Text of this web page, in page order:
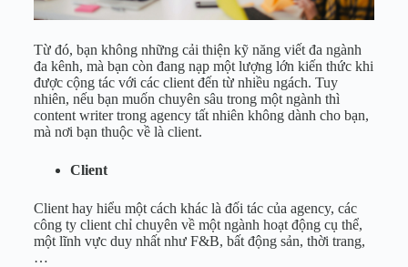
Từ đó, bạn không những cải thiện kỹ năng viết đa ngành
đa kênh, mà bạn còn đang nạp một lượng lớn kiến thức khi
được cộng tác với các client đến từ nhiều ngách. Tuy
nhiên, nếu bạn muốn chuyên sâu trong một ngành thì
content writer trong agency tất nhiên không dành cho bạn,
mà nơi bạn thuộc về là client.
Client
Client hay hiểu một cách khác là đối tác của agency, các
công ty client chỉ chuyên về một ngành hoạt động cụ thể,
một lĩnh vực duy nhất như F&B, bất động sản, thời trang,
…